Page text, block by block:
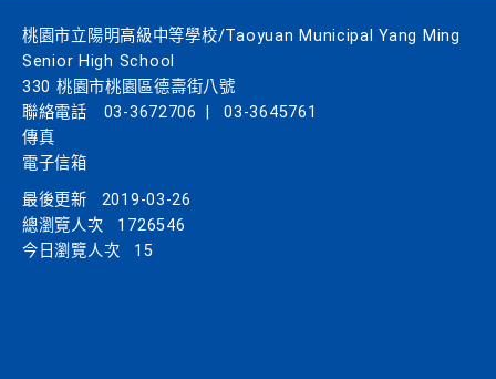
桃園市立陽明高級中等學校/Taoyuan Municipal Yang Ming
Senior High School
330 桃園市桃園區德壽街八號
聯絡電話
03-3672706
03-3645761
傳真
電子信箱
最後更新
2019-03-26
總瀏覽人次
1726546
今日瀏覽人次
15